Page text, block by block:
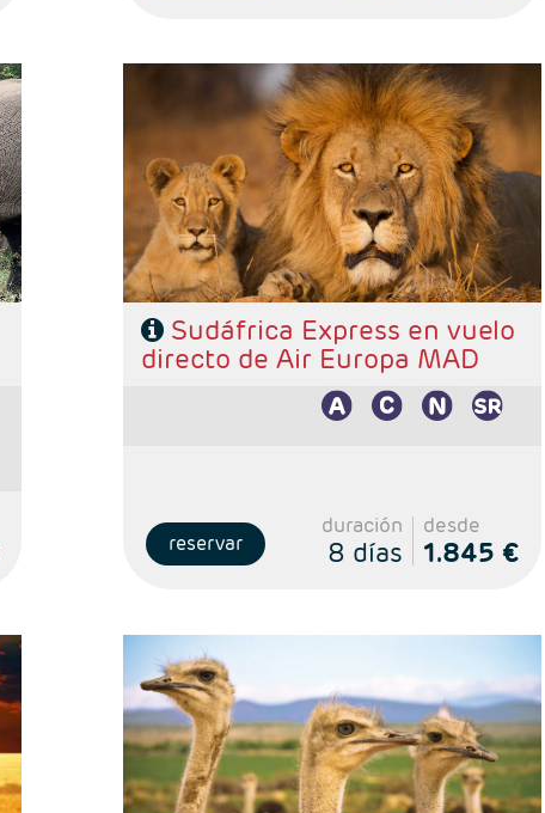
Salidas: Viernes
Ruta: 3 noches Ciudad del Cabo y 2 noches Kruger
Régimen: Alojamiento y desayuno + 2 cenas
Hoteles: Select, Classic. Superio y Luxury
Sudáfrica Express en vuelo
directo de Air Europa MAD
reservar
duración
8 días
desde
1.845 €
Salidas: Domingos
Ruta: 1 noche Johanesburgo + 2 noches Kruger + 3
noches Ciudad del Cabo + 2 noches Ruta Jardín
Régimen: alojamiento y desayuno + 2 cenas + 1
almuerzo
Hoteles: Select, Classic y Luxury